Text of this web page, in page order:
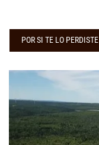
POR SI TE LO PERDISTE